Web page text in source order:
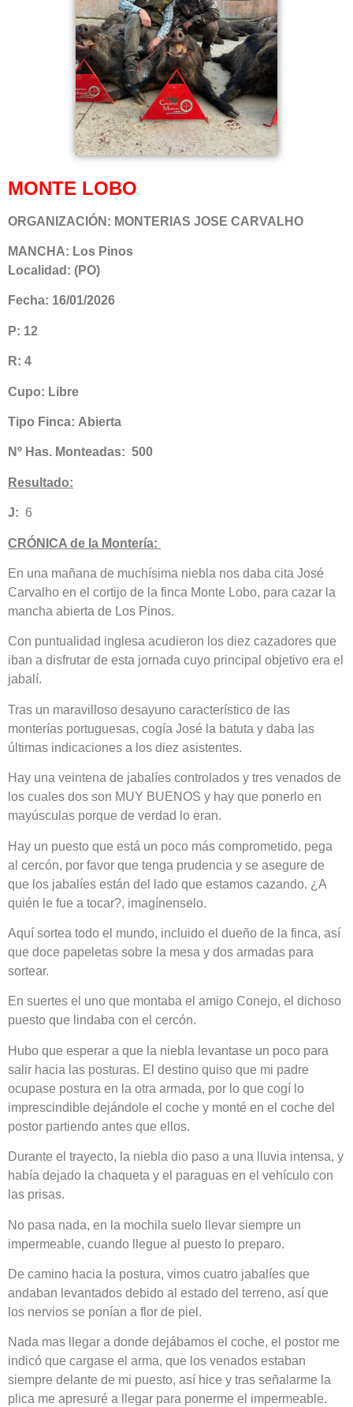
MONTE LOBO
ORGANIZACIÓN: MONTERIAS JOSE CARVALHO
MANCHA: Los Pinos
Localidad: (PO)
Fecha: 16/01/2026
P: 12
R: 4
Cupo: Libre
Tipo Finca: Abierta
Nº Has. Monteadas: 500
Resultado:
J: 6
CRÓNICA de la Montería:
En una mañana de muchísima niebla nos daba cita José
Carvalho en el cortijo de la finca Monte Lobo, para cazar la
mancha abierta de Los Pinos.
Con puntualidad inglesa acudieron los diez cazadores que
iban a disfrutar de esta jornada cuyo principal objetivo era el
jabalí.
Tras un maravilloso desayuno característico de las
monterías portuguesas, cogía José la batuta y daba las
últimas indicaciones a los diez asistentes.
Hay una veintena de jabalíes controlados y tres venados de
los cuales dos son MUY BUENOS y hay que ponerlo en
mayúsculas porque de verdad lo eran.
Hay un puesto que está un poco más comprometido, pega
al cercón, por favor que tenga prudencia y se asegure de
que los jabalíes están del lado que estamos cazando. ¿A
quién le fue a tocar?, imagínenselo.
Aquí sortea todo el mundo, incluido el dueño de la finca, así
que doce papeletas sobre la mesa y dos armadas para
sortear.
En suertes el uno que montaba el amigo Conejo, el dichoso
puesto que lindaba con el cercón.
Hubo que esperar a que la niebla levantase un poco para
salir hacia las posturas. El destino quiso que mi padre
ocupase postura en la otra armada, por lo que cogí lo
imprescindible dejándole el coche y monté en el coche del
postor partiendo antes que ellos.
Durante el trayecto, la niebla dio paso a una lluvia intensa, y
había dejado la chaqueta y el paraguas en el vehículo con
las prisas.
No pasa nada, en la mochila suelo llevar siempre un
impermeable, cuando llegue al puesto lo preparo.
De camino hacia la postura, vimos cuatro jabalíes que
andaban levantados debido al estado del terreno, así que
los nervios se ponían a flor de piel.
Nada mas llegar a donde dejábamos el coche, el postor me
indicó que cargase el arma, que los venados estaban
siempre delante de mi puesto, así hice y tras señalarme la
plica me apresuré a llegar para ponerme el impermeable.